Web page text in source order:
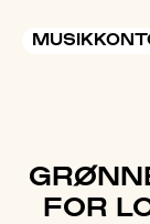
FOR